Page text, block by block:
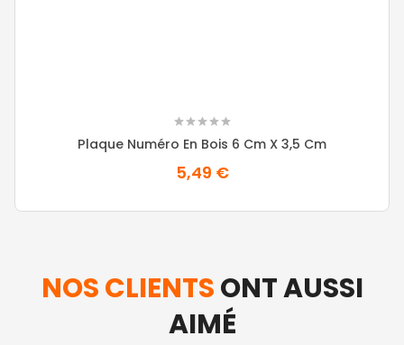
Plaque Numéro En Bois 6 Cm X 3,5 Cm
5,49 €
NOS CLIENTSONT AUSSI
AIMÉ